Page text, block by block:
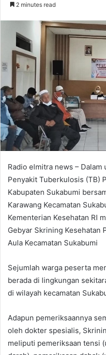
2 minutes read
Radio elmitra news –
Penyakit Tuberkulosis (TB)
Kabupaten Sukabumi
Karawang Kecamatan
Kementerian Kesehatan RI
Gebyar Skrining Kesehatan
Aula Kecamatan Sukabumi
Sejumlah warga peserta
berada di lingkungan
di wilayah kecamatan
Adapun pemeriksaannya
oleh dokter spesialis,
meliputi pemeriksaan tensi